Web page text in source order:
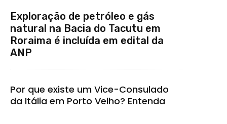
Exploração de petróleo e gás
natural na Bacia do Tacutu em
Roraima é incluída em edital da
ANP
Por que existe um Vice-Consulado
da Itália em Porto Velho? Entenda